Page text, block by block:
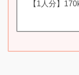
【1人分】